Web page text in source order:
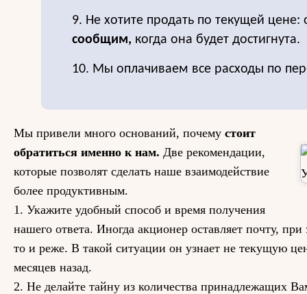
9. Не хотите продать по текущей цене:
сообщим, когда она будет достигнута.
10. Мы оплачиваем все расходы по
Мы привели много оснований, почему стоит
обратиться именно к нам. Две рекомендации,
которые позволят сделать наше взаимодействие
более продуктивным.
1. Укажите удобный способ и время получения
нашего ответа. Иногда акционер оставляет почту, при
то и реже. В такой ситуации он узнает не текущую
месяцев назад.
2. Не делайте тайну из количества принадлежащих